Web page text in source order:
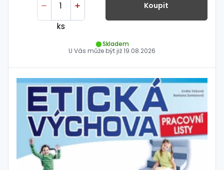
ks
Koupit
Skladem
U Vás může být již19.08.2026